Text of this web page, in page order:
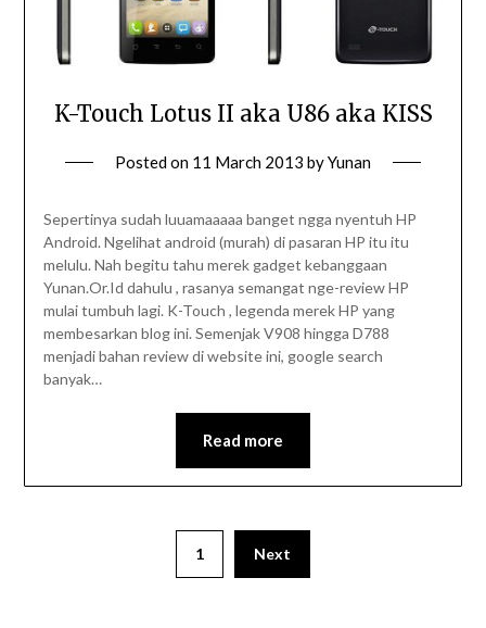
K-Touch Lotus II aka U86 aka KISS
Posted on 11 March 2013 byYunan
Sepertinya sudah luuamaaaaa banget ngga nyentuh HP
Android. Ngelihat android (murah) di pasaran HP itu itu
melulu. Nah begitu tahu merek gadget kebanggaan
Yunan.Or.Id dahulu , rasanya semangat nge-review HP
mulai tumbuh lagi. K-Touch , legenda merek HP yang
membesarkan blog ini. Semenjak V908 hingga D788
menjadi bahan review di website ini, google search
banyak…
Read more
1 Next